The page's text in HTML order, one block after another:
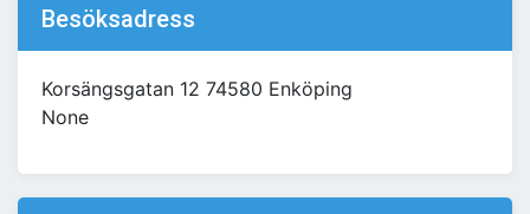
Besöksadress
Korsängsgatan 12 74580 Enköping
None